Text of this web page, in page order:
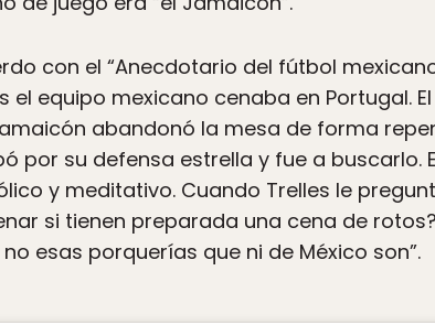
con el “Anecdotario del fútbol
el equipo mexicano cenaba en Portugal.
abandonó la mesa de forma
por su defensa estrella y fue a
y meditativo. Cuando Trelles le
si tienen preparada una cena de
esas porquerías que ni de México son”.